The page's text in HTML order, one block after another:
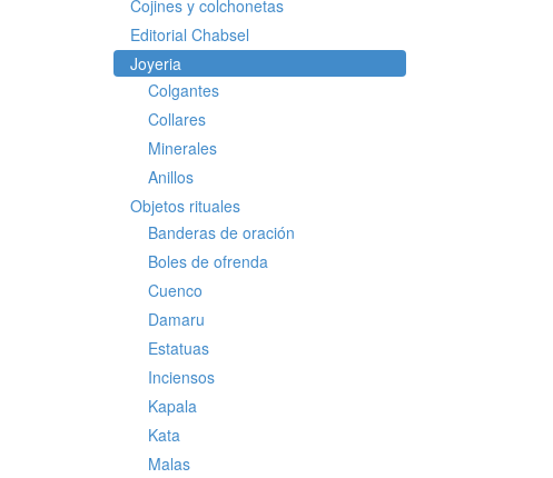
Cojines y colchonetas
Editorial Chabsel
Joyeria
Colgantes
Collares
Minerales
Anillos
Objetos rituales
Banderas de oración
Boles de ofrenda
Cuenco
Damaru
Estatuas
Inciensos
Kapala
Kata
Malas